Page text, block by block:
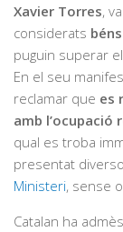
Xavier Torres,
considerats
puguin superar
En el seu
reclamar que es
amb l’ocupació
qual es troba
presentat
Ministeri, sense
Catalan ha